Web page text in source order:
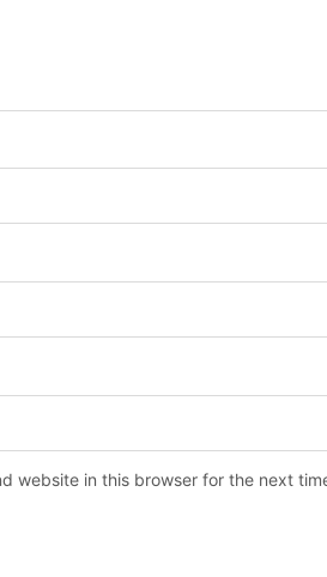
website in this browser for the next